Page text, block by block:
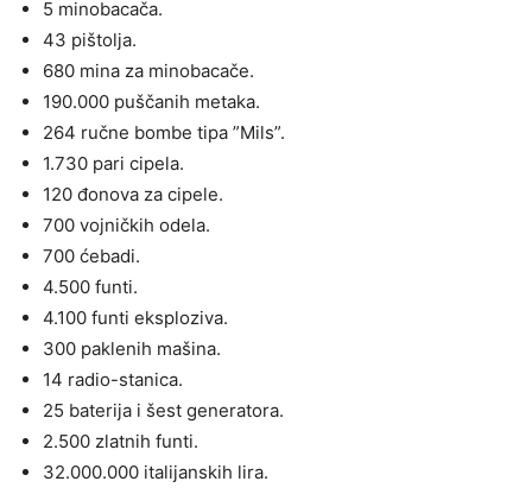
5 minobacača.
43 pištolja.
680 mina za minobacače.
190.000 puščanih metaka.
264 ručne bombe tipa ”Mils”.
1.730 pari cipela.
120 đonova za cipele.
700 vojničkih odela.
700 ćebadi.
4.500 funti.
4.100 funti eksploziva.
300 paklenih mašina.
14 radio-stanica.
25 baterija i šest generatora.
2.500 zlatnih funti.
32.000.000 italijanskih lira.